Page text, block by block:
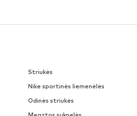
Striukės
Nike sportinės liemenėlės
Odinės striukės